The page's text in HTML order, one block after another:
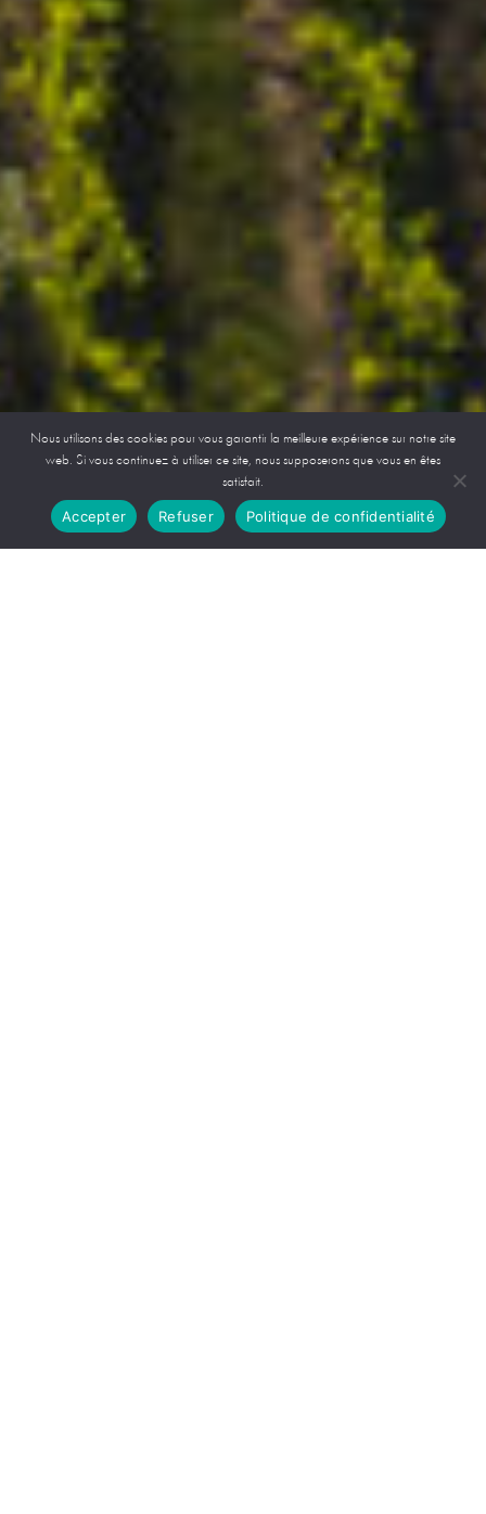
Nous utilisons des cookies pour vous garantir la meilleure expérience sur notre site
web. Si vous continuez à utiliser ce site, nous supposerons que vous en êtes
satisfait.
Accepter Refuser Politique de confidentialité